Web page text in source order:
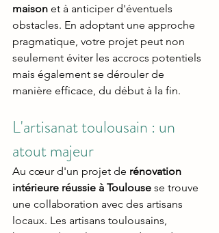
maison et à anticiper d'éventuels
obstacles. En adoptant une approche
pragmatique, votre projet peut non
seulement éviter les accrocs potentiels
mais également se dérouler de
manière efficace, du début à la fin.
L'artisanat toulousain : un
atout majeur
Au cœur d'un projet de rénovation
intérieure réussie à Toulouse se trouve
une collaboration avec des artisans
locaux. Les artisans toulousains,